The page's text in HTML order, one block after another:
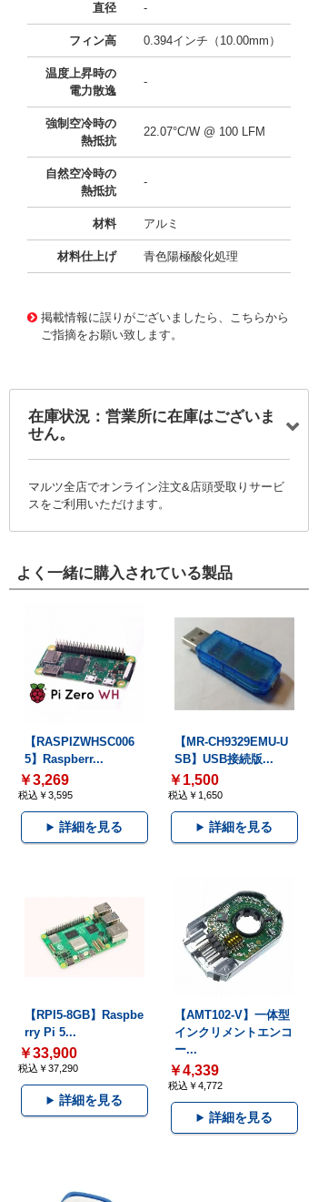
直径 -
フィン高 0.394インチ（10.00mm）
温度上昇時の
電力散逸
-
強制空冷時の
熱抵抗
22.07°C/W @ 100 LFM
自然空冷時の
熱抵抗
-
材料 アルミ
材料仕上げ 青色陽極酸化処理
掲載情報に誤りがございましたら、こちらから
ご指摘をお願い致します。
在庫状況：営業所に在庫はございま
せん。
マルツ全店でオンライン注文&店頭受取りサービ
スをご利用いただけます。
よく一緒に購入されている製品
【RASPIZWHSC006
5】Raspberr...
￥3,269
税込￥3,595
詳細を見る
【MR-CH9329EMU-U
SB】USB接続版...
￥1,500
税込￥1,650
詳細を見る
【RPI5-8GB】Raspbe
rry Pi 5...
￥33,900
税込￥37,290
詳細を見る
【AMT102-V】一体型
インクリメントエンコ
ー...
￥4,339
税込￥4,772
詳細を見る